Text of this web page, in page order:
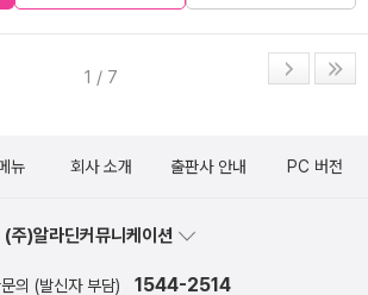
1 / 7
뉴 회사 소개 출판사 안내 PC 버전
(주)알라딘커뮤니케이션
의 (발신자 부담) 1544-2514